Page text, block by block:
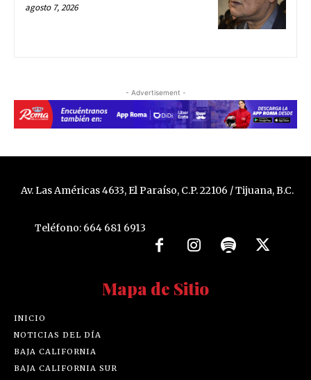
agosto 7, 2026
- Advertisement -
Av. Las Américas 4633, El Paraíso, C.P. 22106 / Tijuana, B.C.
Teléfono: 664 681 6913
Mapa de Sitio
INICIO
NOTICIAS DEL DÍA
BAJA CALIFORNIA
BAJA CALIFORNIA SUR